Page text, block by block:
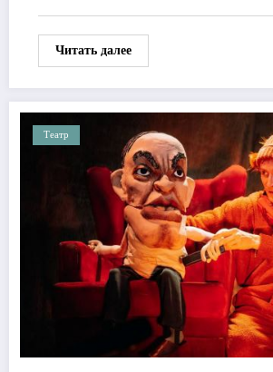
Читать далее
Театр